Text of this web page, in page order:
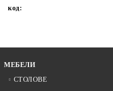
код:
МЕБЕЛИ
СТОЛОВЕ